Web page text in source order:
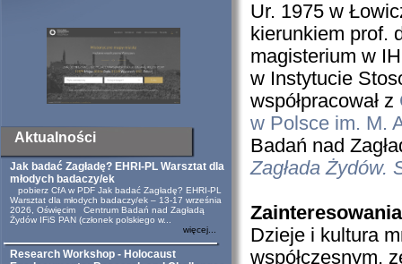
Aktualności
Jak badać Zagładę? EHRI-PL Warsztat dla
młodych badaczy/ek
pobierz CfA w PDF Jak badać Zagładę? EHRI-PL
Warsztat dla młodych badaczy/ek – 13-17 września
2026, Oświęcim Centrum Badań nad Zagładą
Żydów IFiS PAN (członek polskiego w...
więcej...
Research Workshop - Holocaust
Ur. 1975 w
kierunkiem prof.
magisterium w
w Instytucie
współpracował z
w Polsce im. M.
Badań nad
Zagłada Żydów.
Dzieje i kultura
współczesnym,